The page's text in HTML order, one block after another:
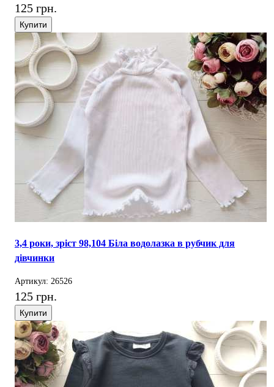
125 грн.
Купити
3,4 роки, зріст 98,104 Біла водолазка в рубчик для
дівчинки
Артикул: 26526
125 грн.
Купити